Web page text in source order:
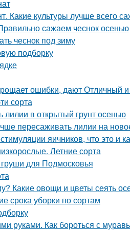
Какие культуры лучше всего
сажаем чеснок осенью
чеснок под зиму
подборку
ошибки, дают Отличный
сорта
лилии в открытый грунт осенью
пересаживать лилии на
яичников, что это и
Летние сорта
для Подмосковья
Какие овощи и цветы сеять
срока уборки по сортам
руками. Как бороться с